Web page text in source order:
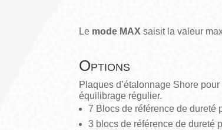
Le mode MAXsaisit la valeur
Options
Plaques d’étalonnage Shore
équilibrage régulier.
7 Blocs de référence de dureté
3 blocs de référence de dureté